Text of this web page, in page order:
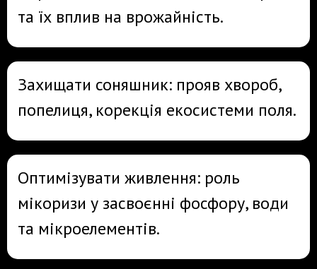
та їх вплив на врожайність.
Захищати соняшник: прояв хвороб,
попелиця, корекція екосистеми поля.
Оптимізувати живлення: роль
мікоризи у засвоєнні фосфору, води
та мікроелементів.